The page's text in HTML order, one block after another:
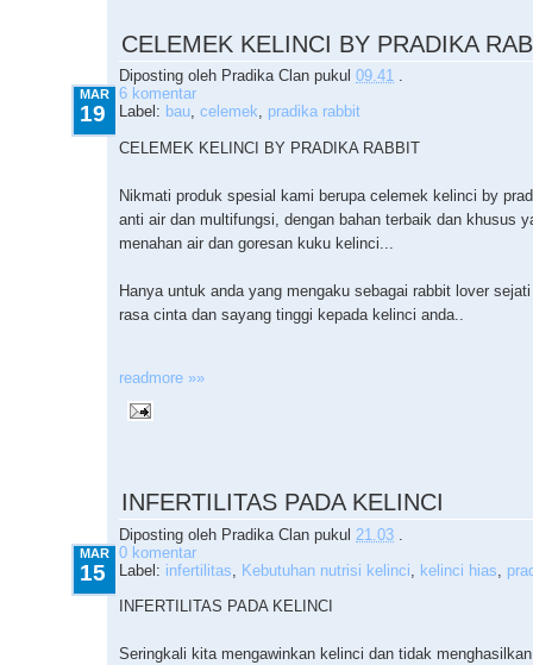
CELEMEK KELINCI BY PRADIKA
Diposting oleh Pradika Clan pukul 09.41 .
MAR
19
6 komentar
Label: bau, celemek, pradika rabbit
CELEMEK KELINCI BY PRADIKA RABBIT
Nikmati produk spesial kami berupa celemek kelinci by
anti air dan multifungsi, dengan bahan terbaik dan khusus
menahan air dan goresan kuku kelinci...
Hanya untuk anda yang mengaku sebagai rabbit lover
rasa cinta dan sayang tinggi kepada kelinci anda..
readmore »»
INFERTILITAS PADA KELINCI
Diposting oleh Pradika Clan pukul 21.03
MAR
15
0 komentar
Label: infertilitas Kebutuhan nutrisi kelinci kelinci hias
INFERTILITAS PADA KELINCI
Seringkali kita mengawinkan kelinci dan tidak